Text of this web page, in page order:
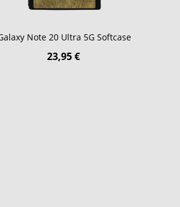
Note 20 Ultra 5G Softcase
23,95 €